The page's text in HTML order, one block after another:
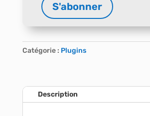
quantité
WP
Rocket
(cache
S'abonner
l
e
r
i
Catégorie : Plugins
Description